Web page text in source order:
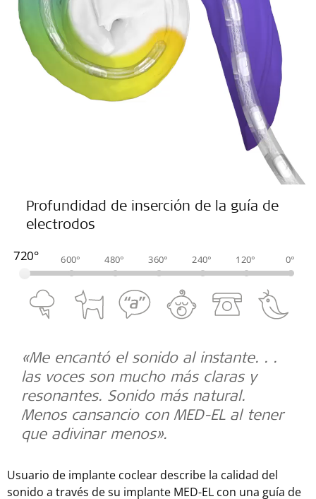
Profundidad de inserción de la guía de
electrodos
720° 600° 480° 360° 240° 120° 0°
«Me encantó el sonido al instante. . .
las voces son mucho más claras y
resonantes. Sonido más natural.
Menos cansancio con MED-EL al tener
que adivinar menos».
Usuario de implante coclear describe la calidad del
sonido a través de su implante MED-EL con una guía de